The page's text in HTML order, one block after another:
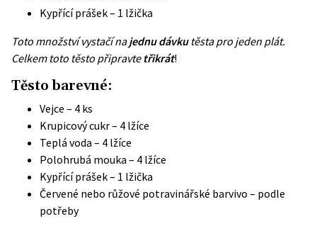
Kypřící prášek – 1 lžička
Toto množství vystačí najednu dávkutěsta pro jeden plát.
Celkem toto těsto připravte třikrát!
Těsto barevné:
Vejce – 4 ks
Krupicový cukr – 4 lžíce
Teplá voda – 4 lžíce
Polohrubá mouka – 4 lžíce
Kypřící prášek – 1 lžička
Červené nebo růžové potravinářské barvivo – podle
potřeby